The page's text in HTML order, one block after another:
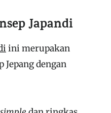
Japandi
ini merupakan
Jepang dengan